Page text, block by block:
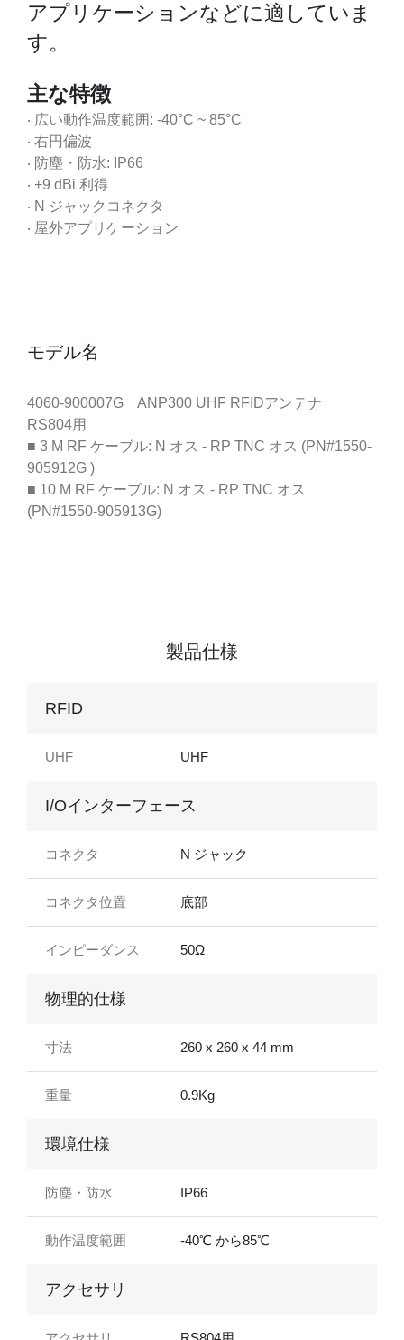
アプリケーションなどに適していま
す。
主な特徴
‧ 広い動作温度範囲: -40°C ~ 85°C
‧ 右円偏波
‧ 防塵・防水: IP66
‧ +9 dBi 利得
‧ N ジャックコネクタ
‧ 屋外アプリケーション
モデル名
4060-900007G ANP300 UHF RFIDアンテナ
RS804用
■ 3 M RF ケーブル: N オス - RP TNC オス (PN#1550-
905912G )
■ 10 M RF ケーブル: N オス - RP TNC オス
(PN#1550-905913G)
製品仕様
RFID
UHF UHF
I/Oインターフェース
コネクタ N ジャック
コネクタ位置 底部
インピーダンス 50Ω
物理的仕様
寸法 260 x 260 x 44 mm
重量 0.9Kg
環境仕様
防塵・防水 IP66
動作温度範囲 -40℃ から85℃
アクセサリ